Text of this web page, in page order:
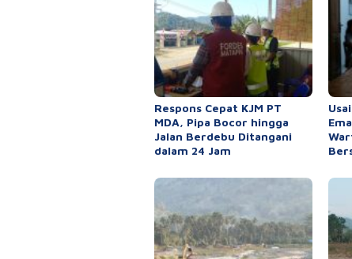
Respons Cepat KJM PT
MDA, Pipa Bocor hingga
Jalan Berdebu Ditangani
dalam 24 Jam